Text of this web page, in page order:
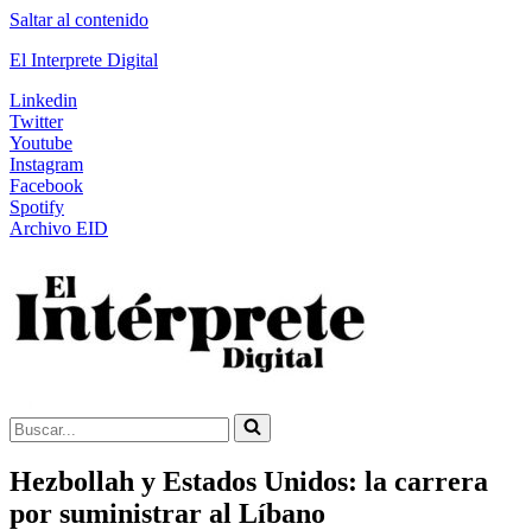
Saltar al contenido
El Interprete Digital
Linkedin
Twitter
Youtube
Instagram
Facebook
Spotify
Archivo EID
Buscar...
Hezbollah y Estados Unidos: la carrera
por suministrar al Líbano